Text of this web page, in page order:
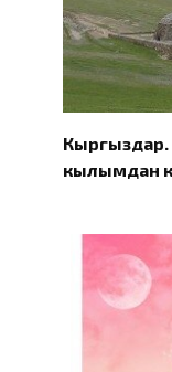
Кыргыздар.
кылымдан